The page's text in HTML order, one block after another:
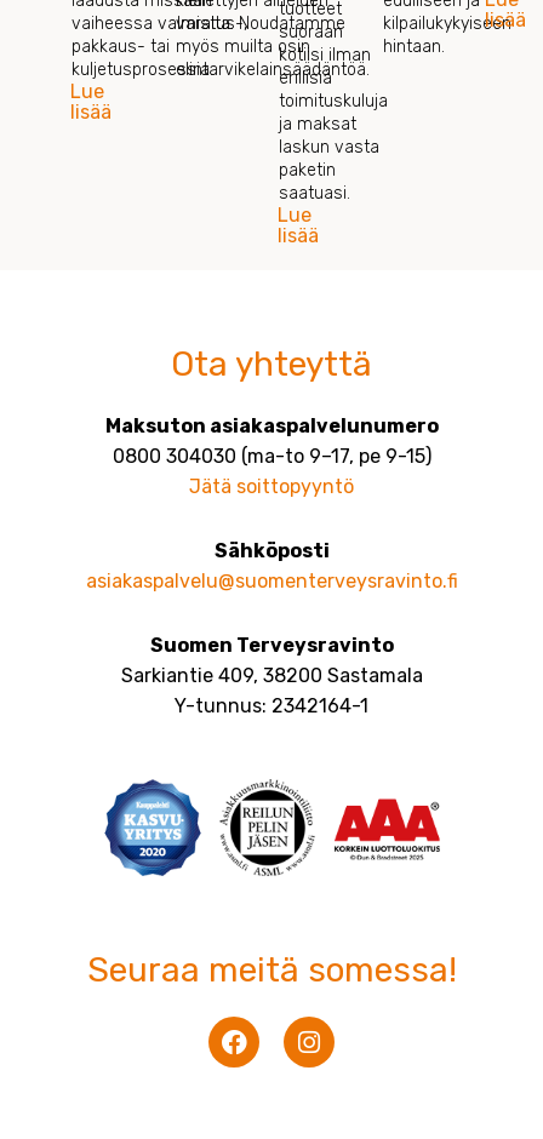
vaiheessa valmistus-,
pakkaus- tai
kuljetusprosessia.
Lue
lisää
varalta. Noudatamme
myös muilta osin
elintarvikelainsäädäntöä.
tuotteet
suoraan
kotiisi ilman
erillisiä
toimituskuluja
ja maksat
laskun vasta
paketin
saatuasi.
Lue
lisää
kilpailukykyiseen
hintaan.
lisää
Ota yhteyttä
Maksuton asiakaspalvelunumero
0800 304030 (ma-to 9–17, pe 9-15)
Jätä soittopyyntö
Sähköposti
asiakaspalvelu@suomenterveysravinto.fi
Suomen Terveysravinto
Sarkiantie 409, 38200 Sastamala
Y-tunnus: 2342164-1
Seuraa meitä somessa!
F
a
I
n